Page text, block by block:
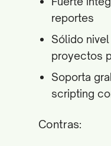
reportes
Sólido
proyectos
Soporta
scripting
Contras: